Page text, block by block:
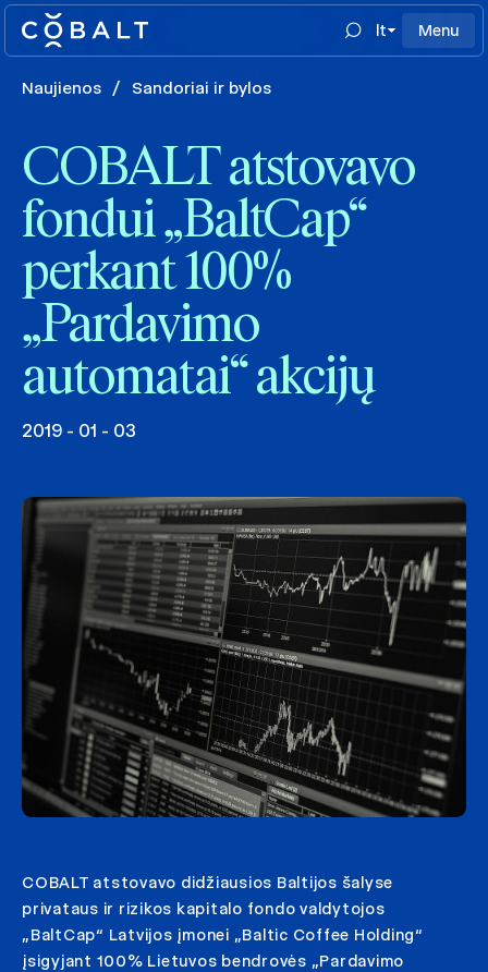
lt Menu
Naujienos / Sandoriai ir bylos
COBALT atstovavo
fondui „BaltCap“
perkant 100%
„Pardavimo
automatai“ akcijų
2019 - 01 - 03
COBALT atstovavo didžiausios Baltijos šalyse
privataus ir rizikos kapitalo fondo valdytojos
„BaltCap“ Latvijos įmonei „Baltic Coffee Holding“
įsigyjant 100% Lietuvos bendrovės „Pardavimo